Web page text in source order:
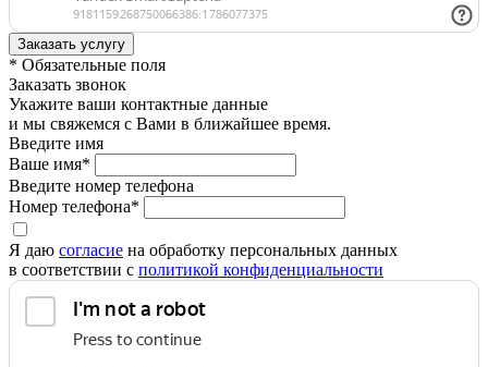
* Обязательные поля
Заказать звонок
Укажите ваши контактные данные
и мы свяжемся с Вами в ближайшее время.
Введите имя
Ваше имя*
Введите номер телефона
Номер телефона*
Я даю согласие на обработку персональных данных
в соответствии с политикой конфиденциальности